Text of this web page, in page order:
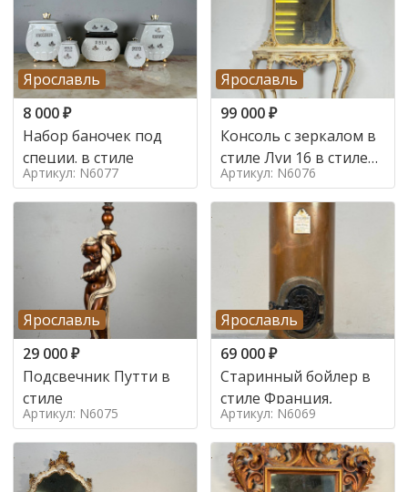
Ярославль
8 000₽
Набор баночек под
специи. в стиле
Артикул: N6077
Ярославль
99 000₽
Консоль с зеркалом в
стиле Луи 16 в стиле
Луи 16, Италия,
Артикул: N6076
Ярославль
29 000₽
Подсвечник Путти в
стиле
Артикул: N6075
Ярославль
69 000₽
Старинный бойлер в
стиле Франция,
Артикул: N6069